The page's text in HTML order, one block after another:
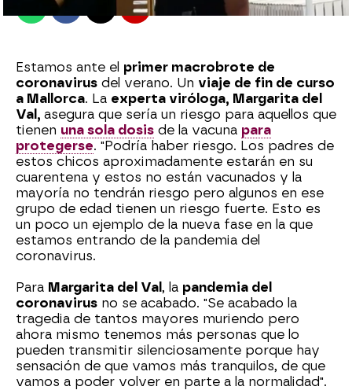
WhatsappFacebook Flipboard
Estamos ante el primer macrobrote de
coronavirus del verano. Un viaje de fin de curso
a Mallorca. La experta viróloga, Margarita del
Val, asegura que sería un riesgo para aquellos que
tienen una sola dosis de la vacuna para
protegerse. "Podría haber riesgo. Los padres de
estos chicos aproximadamente estarán en su
cuarentena y estos no están vacunados y la
mayoría no tendrán riesgo pero algunos en ese
grupo de edad tienen un riesgo fuerte. Esto es
un poco un ejemplo de la nueva fase en la que
estamos entrando de la pandemia del
coronavirus.
Para Margarita del Val , la pandemia del
coronavirus no se acabado. "Se acabado la
tragedia de tantos mayores muriendo pero
ahora mismo tenemos más personas que lo
pueden transmitir silenciosamente porque hay
sensación de que vamos más tranquilos, de que
vamos a poder volver en parte a la normalidad".